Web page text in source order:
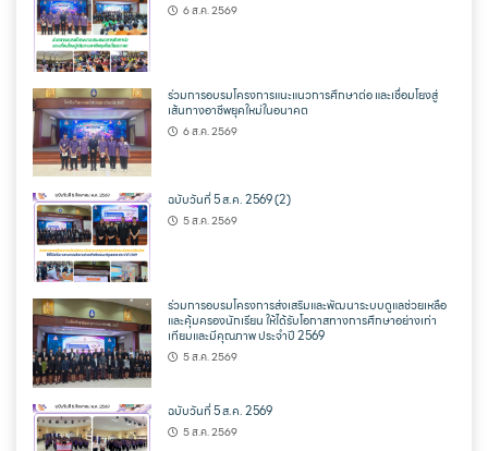
6 ส.ค. 2569
ร่วมการอบรมโครงการแนะแนวการศึกษาต่อ และเชื่อมโยงสู่
เส้นทางอาชีพยุคใหม่ในอนาคต
6 ส.ค. 2569
ฉบับวันที่ 5 ส.ค. 2569 (2)
5 ส.ค. 2569
ร่วมการอบรมโครงการส่งเสริมและพัฒนาระบบดูแลช่วยเหลือ
และคุ้มครองนักเรียน ให้ได้รับโอกาสทางการศึกษาอย่างเท่า
เทียมและมีคุณภาพ ประจำปี 2569
5 ส.ค. 2569
ฉบับวันที่ 5 ส.ค. 2569
5 ส.ค. 2569